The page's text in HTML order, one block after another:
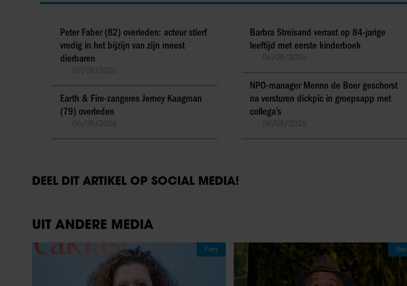
Peter Faber (82) overleden: acteur stierf
vredig in het bijzijn van zijn meest
dierbaren
Earth & Fire-zangeres Jerney Kaagman
(79) overleden
Barbra Streisand verrast op 84-jarige
leeftijd met eerste kinderboek
NPO-manager Menno de Boer geschorst
na versturen dickpic in groepsapp met
collega’s
DEEL DIT ARTIKEL OP SOCIAL MEDIA!
UIT ANDERE MEDIA
Party